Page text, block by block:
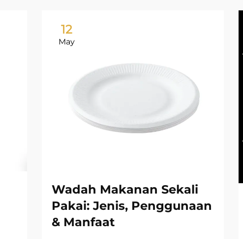
12
May
Wadah Makanan Sekali
Pakai: Jenis, Penggunaan
& Manfaat